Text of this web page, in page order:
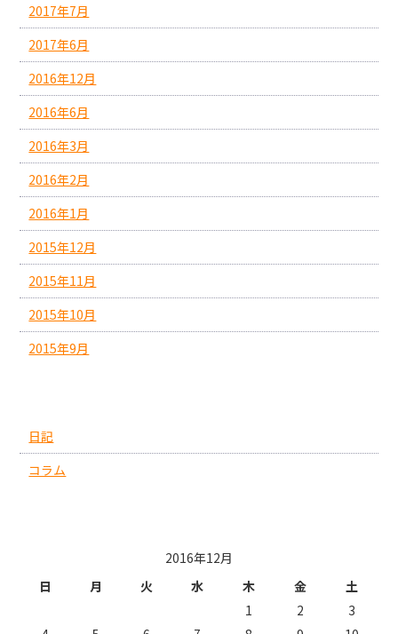
2017年7月
2017年6月
2016年12月
2016年6月
2016年3月
2016年2月
2016年1月
2015年12月
2015年11月
2015年10月
2015年9月
日記
コラム
2016年12月
日
月 火 水 木 金
土
1
2
3